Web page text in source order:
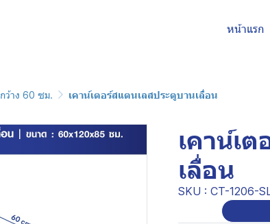
หน้าแรก
กว้าง 60 ซม. เคาน์เตอร์สแตนเลสประตูบานเลื่อน
เคาน์เ
เลื่อน
SKU : CT-1206-